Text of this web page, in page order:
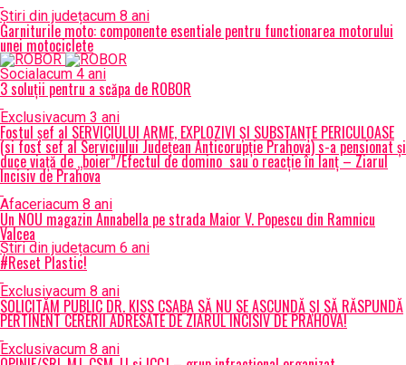
Știri din județacum 8 ani
Garniturile moto: componente esentiale pentru functionarea motorului
unei motociclete
Socialacum 4 ani
3 soluții pentru a scăpa de ROBOR
Exclusivacum 3 ani
Fostul șef al SERVICIULUI ARME, EXPLOZIVI ŞI SUBSTANŢE PERICULOASE
(si fost sef al Serviciului Judeţean Anticorupţie Prahova) s-a pensionat și
duce viață de „boier”/Efectul de domino sau o reacție în lanț – Ziarul
Incisiv de Prahova
Afaceriacum 8 ani
Un NOU magazin Annabella pe strada Maior V. Popescu din Ramnicu
Valcea
Știri din județacum 6 ani
#Reset Plastic!
Exclusivacum 8 ani
SOLICITĂM PUBLIC DR. KISS CSABA SĂ NU SE ASCUNDĂ ȘI SĂ RĂSPUNDĂ
PERTINENT CERERII ADRESATE DE ZIARUL INCISIV DE PRAHOVA!
Exclusivacum 8 ani